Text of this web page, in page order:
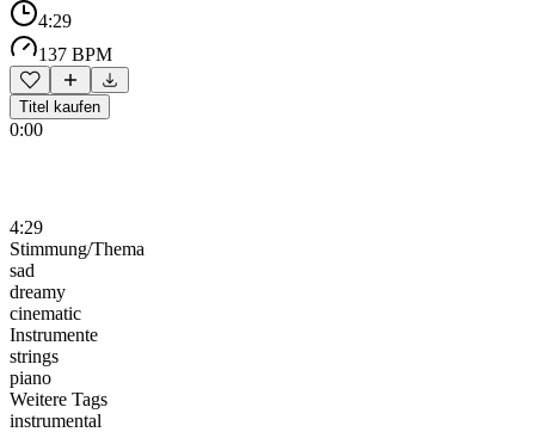
4:29
137 BPM
Titel kaufen
0:00
4:29
Stimmung/Thema
sad
dreamy
cinematic
Instrumente
strings
piano
Weitere Tags
instrumental